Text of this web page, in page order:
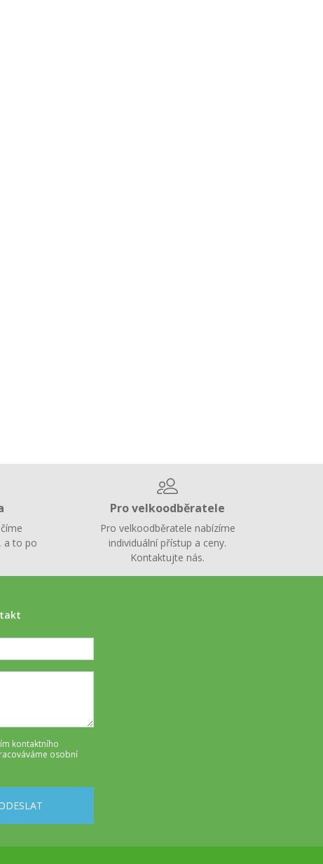
a to po
Pro velkoodběratele
Pro velkoodběratele nabízíme
individuální přístup a ceny.
Kontaktujte nás.
kontaktního
osobní